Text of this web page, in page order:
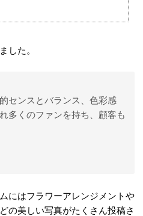
した。
センスとバランス、色彩感
多くのファンを持ち、顧客も
にはフラワーアレンジメントや
の美しい写真がたくさん投稿さ